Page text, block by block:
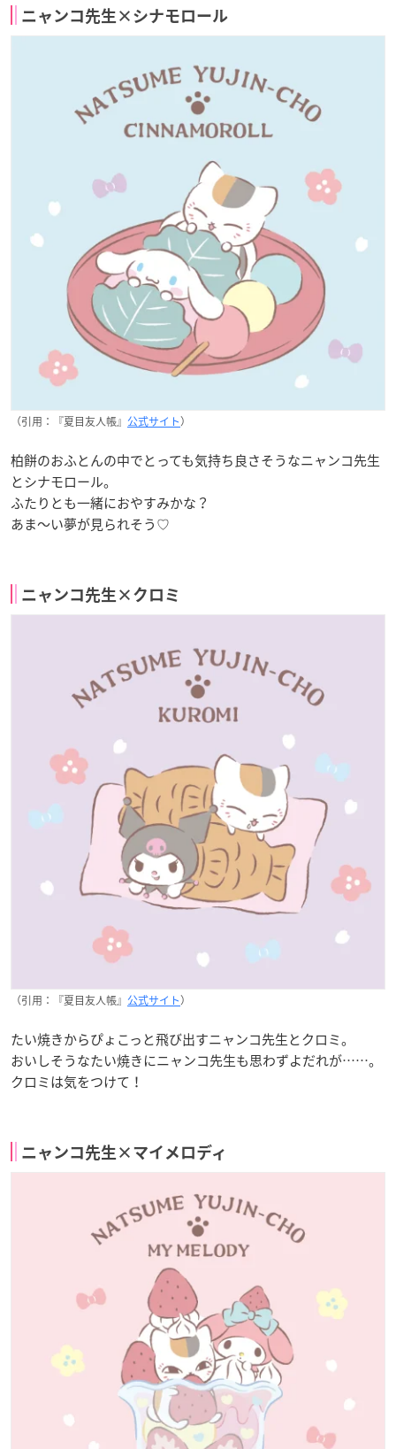
ニャンコ先生×シナモロール
（引用：『夏目友人帳』 公式サイト）
柏餅のおふとんの中でとっても気持ち良さそうなニャンコ先生
とシナモロール。
ふたりとも一緒におやすみかな？
あま～い夢が見られそう♡
ニャンコ先生×クロミ
（引用：『夏目友人帳』 公式サイト）
たい焼きからぴょこっと飛び出すニャンコ先生とクロミ。
おいしそうなたい焼きにニャンコ先生も思わずよだれが……。
クロミは気をつけて！
ニャンコ先生×マイメロディ